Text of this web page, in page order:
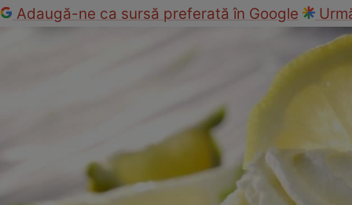
Adaugă-ne ca sursă preferată în Google